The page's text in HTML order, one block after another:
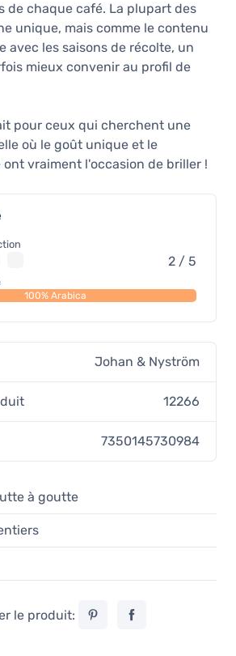
de chaque café. La plupart des
unique, mais comme le contenu
avec les saisons de récolte, un
mieux convenir au profil de
pour ceux qui cherchent une
où le goût unique et le
vraiment l'occasion de briller !
2 / 5
100% Arabica
Johan & Nyström
12266
7350145730984
à goutte
le produit: